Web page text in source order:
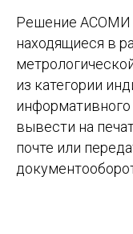
Решение АСОМИ
находящиеся в
из категории
вывести на
почте или